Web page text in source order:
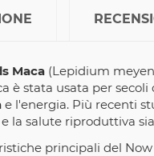
Maca (Lepidium
è stata usata per
e l'energia. Più recenti
e la salute riproduttiva
principali del Now